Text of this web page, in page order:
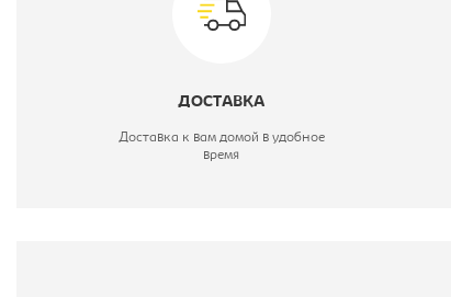
ДОСТАВКА
Доставка к вам домой в удобное
время